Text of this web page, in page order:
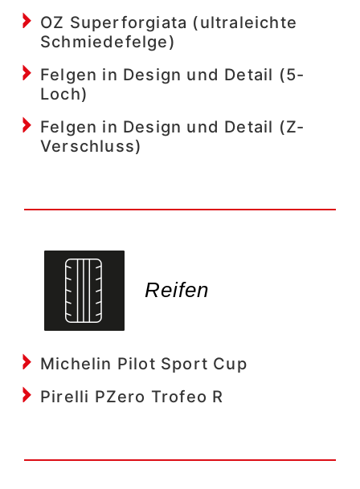
OZ Superforgiata (ultraleichte
Schmiedefelge)
Felgen in Design und Detail (5-
Loch)
Felgen in Design und Detail (Z-
Verschluss)
Reifen
Michelin Pilot Sport Cup
Pirelli PZero Trofeo R